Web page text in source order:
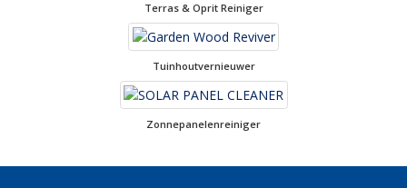
Terras & Oprit Reiniger
Tuinhoutvernieuwer
Zonnepanelenreiniger